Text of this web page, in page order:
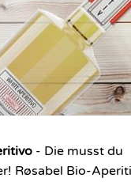
- Die musst du
Røsabel Bio-